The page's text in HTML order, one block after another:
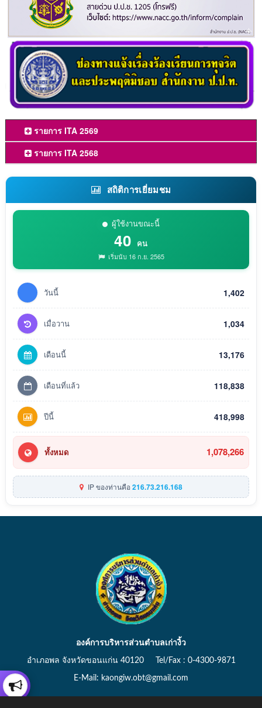
รายการ ITA 2569
รายการ ITA 2568
สถิติการเยี่ยมชม
ผู้ใช้งานขณะนี้
40 คน
เริ่มนับ 16 ก.ย. 2565
วันนี้ 1,402
เมื่อวาน 1,034
เดือนนี้ 13,176
เดือนที่แล้ว 118,838
ปีนี้ 418,998
ทั้งหมด 1,078,266
IP ของท่านคือ216.73.216.168
องค์การบริหารส่วนตำบลเก่างิ้ว
อำเภอพล จังหวัดขอนแก่น 40120 Tel/Fax : 0-4300-9871
E-Mail: kaongiw.obt@gmail.com